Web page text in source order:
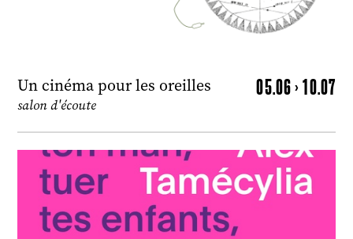
Un cinéma pour les oreilles 05.06 > 10.07
salon d'écoute